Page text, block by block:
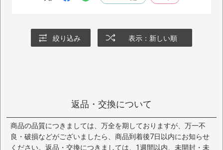
絞り込み 表示：新しい順
返品・交換について
商品の品質につきましては、万全を期しておりますが、万一不
良・破損などがございましたら、商品到着後7日以内にお知らせ
ください。返品・交換につきましては、1週間以内、未開封・未